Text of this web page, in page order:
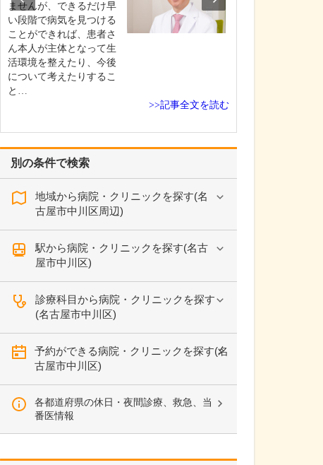
別の条件で検索
地域から病院・クリニックを探す(名
古屋市中川区周辺)
駅から病院・クリニックを探す(名古
屋市中川区)
診療科目から病院・クリニックを探す
(名古屋市中川区)
予約ができる病院・クリニックを探す(名
古屋市中川区)
各都道府県の休日・夜間診療、救急、当
番医情報
ませんが、できるだけ早
い段階で病気を見つける
ことができれば、患者さ
ん本人が主体となって生
活環境を整えたり、今後
について考えたりするこ
と…
>>記事全文を読む